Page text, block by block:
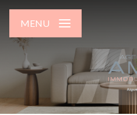
MENU